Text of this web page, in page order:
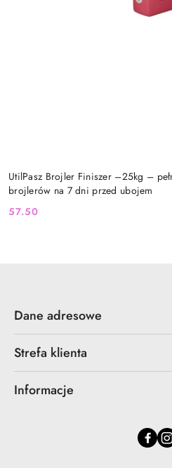
UtilPasz Brojler Finiszer –25kg –
brojlerów na 7 dni przed ubojem
Cena:
57.50
Dane adresowe
Strefa klienta
Informacje